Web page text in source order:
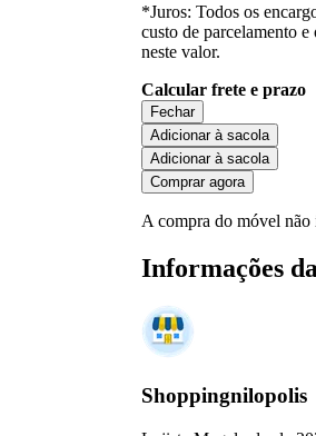
*Juros: Todos os
custo de parcelamento
neste valor.
Calcular frete e prazo
Fechar
Adicionar à sacola
Adicionar à sacola
Comprar agora
A compra do móvel
Informações
Shoppingnilopolis